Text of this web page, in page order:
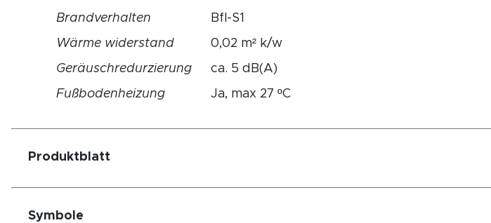
Brandverhalten
Bfl-S1
Wärme widerstand
0,02 m² k/w
Geräuschredurzierung
ca. 5 dB(A)
Fußbodenheizung
Ja, max 27 ºC
Produktblatt
Symbole